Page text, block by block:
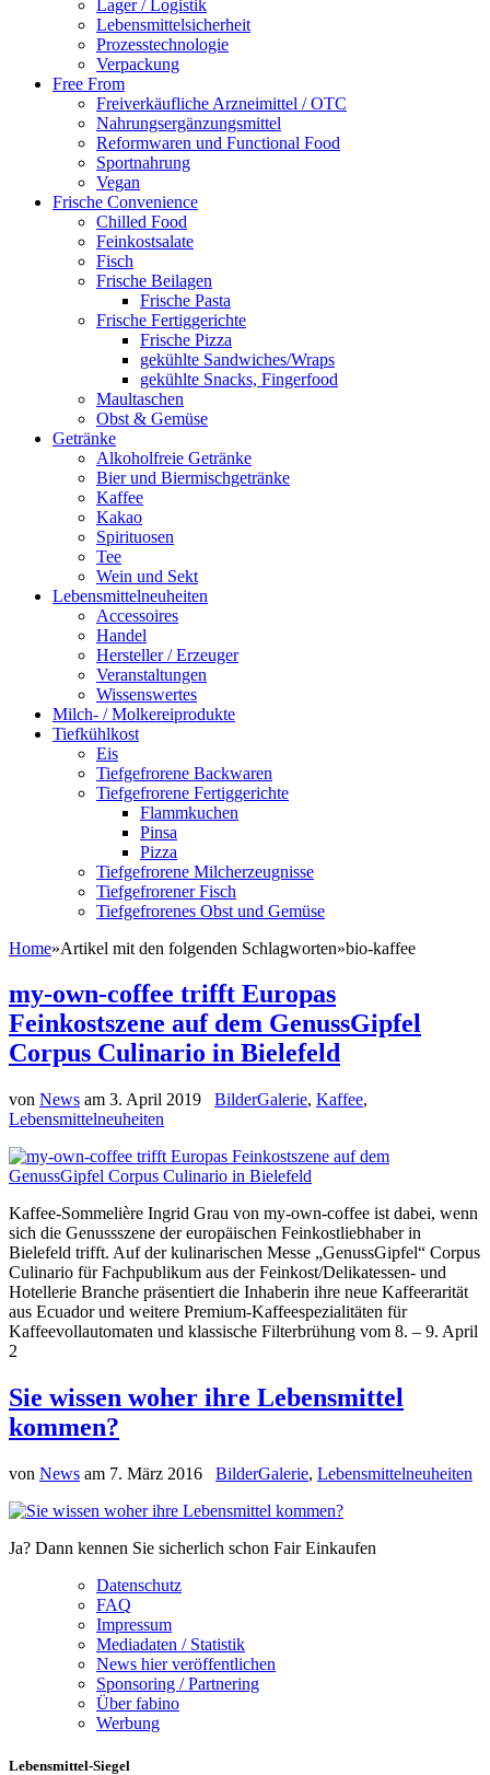
Lager / Logistik
Lebensmittelsicherheit
Prozesstechnologie
Verpackung
Free From
Freiverkäufliche Arzneimittel / OTC
Nahrungsergänzungsmittel
Reformwaren und Functional Food
Sportnahrung
Vegan
Frische Convenience
Chilled Food
Feinkostsalate
Fisch
Frische Beilagen
Frische Pasta
Frische Fertiggerichte
Frische Pizza
gekühlte Sandwiches/Wraps
gekühlte Snacks, Fingerfood
Maultaschen
Obst & Gemüse
Getränke
Alkoholfreie Getränke
Bier und Biermischgetränke
Kaffee
Kakao
Spirituosen
Tee
Wein und Sekt
Lebensmittelneuheiten
Accessoires
Handel
Hersteller / Erzeuger
Veranstaltungen
Wissenswertes
Milch- / Molkereiprodukte
Tiefkühlkost
Eis
Tiefgefrorene Backwaren
Tiefgefrorene Fertiggerichte
Flammkuchen
Pinsa
Pizza
Tiefgefrorene Milcherzeugnisse
Tiefgefrorener Fisch
Tiefgefrorenes Obst und Gemüse
Home»Artikel mit den folgenden Schlagworten»bio-kaffee
my-own-coffee trifft Europas
Feinkostszene auf dem GenussGipfel
Corpus Culinario in Bielefeld
von News am 3. April 2019 BilderGalerie, Kaffee,
Lebensmittelneuheiten
Kaffee-Sommelière Ingrid Grau von my-own-coffee ist dabei, wenn
sich die Genussszene der europäischen Feinkostliebhaber in
Bielefeld trifft. Auf der kulinarischen Messe „GenussGipfel“ Corpus
Culinario für Fachpublikum aus der Feinkost/Delikatessen- und
Hotellerie Branche präsentiert die Inhaberin ihre neue Kaffeerarität
aus Ecuador und weitere Premium-Kaffeespezialitäten für
Kaffeevollautomaten und klassische Filterbrühung vom 8. – 9. April
2
Sie wissen woher ihre Lebensmittel
kommen?
von News am 7. März 2016 BilderGalerie, Lebensmittelneuheiten
Ja? Dann kennen Sie sicherlich schon Fair Einkaufen
Datenschutz
FAQ
Impressum
Mediadaten / Statistik
News hier veröffentlichen
Sponsoring / Partnering
Über fabino
Werbung
Lebensmittel-Siegel